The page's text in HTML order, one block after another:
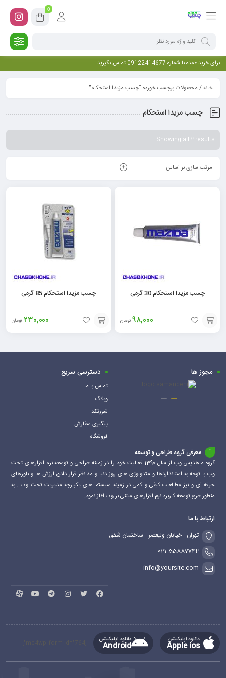
0
برای خرید عمده با شماره 09122414677 تماس بگیرید
خانه/ محصولات برچسب خورده “چسب مزیدا استحکام”
چسب مزیدا استحکام
Showing all 2 results
مرتب سازی بر اساس
چسب مزیدا استحکام 30 گرمی
98,000 تومان
افزودن
به
چسب مزیدا استحکام 85 گرمی
230,000 تومان
افزودن
به
مجوز ها دسترسی سریع
تماس با ما
وبلاگ
شورتکد
پیگیری سفارش
فروشگاه
معرفی گروه طراحی و توسعه
گروه ماهدیس وب از سال 1390 فعالیت خود را در زمینه طراحی و توسعه نرم افزارهای تحت
وب با توجه به استانداردها و متدولوژی های روز دنیا و مد نظر قرار دادن ارزش ها و باورهای
حرفه ای و نیز مطالعات کیفی و کمی در زمینه سیستم های یکپارچه مدیریت تحت وب , به
منظور طرح,توسعه کاربرد نرم افزارهای مبتنی بر وب اغاز نمود.
ارتباط با ما
تهران - خیابان ولیعصر - ساختمان شفق
021-55887744
info@yoursite.com
دانلود اپلیکیشن
Apple ios
دانلود اپلیکیشن
Android